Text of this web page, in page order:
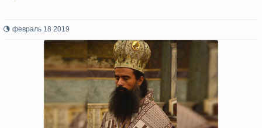
февраль 18 2019